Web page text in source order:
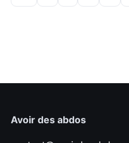
Avoir des abdos